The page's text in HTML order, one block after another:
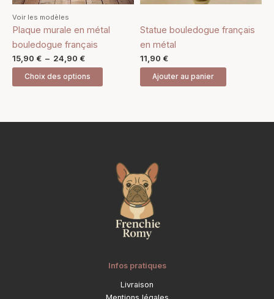
Voir les modèles
Plaque murale en métal
bouledogue français
15,90 € – 24,90 €
Choix des options
être
sur
page
Statue bouledogue français
en métal
11,90 €
Ajouter au panier
Infos pratiques
Livraison